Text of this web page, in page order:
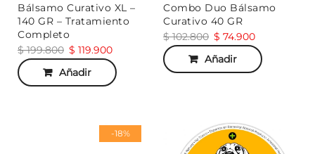
Bálsamo Curativo XL –
140 GR – Tratamiento
Completo
$199.800 $ 119.900
Añadir
Combo Duo Bálsamo
Curativo 40 GR
$102.800 $ 74.900
Añadir
-18%